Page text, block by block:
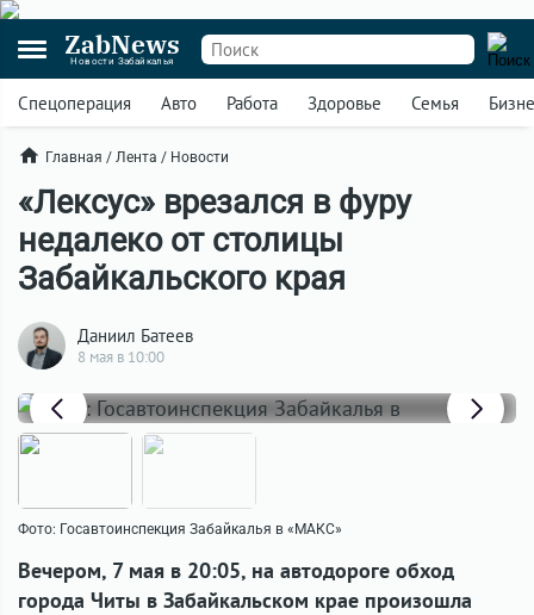
ZabNews
Новости Забайкалья
Спецоперация Авто Работа Здоровье Семья
Главная / Лента / Новости
«Лексус» врезался в фуру
недалеко от столицы
Забайкальского края
Даниил Батеев
8 мая в 10:00
Фото: Госавтоинспекция Забайкалья в «МАКС»
Вечером, 7 мая в 20:05, на автодороге обход
города Читы в Забайкальском крае произошла